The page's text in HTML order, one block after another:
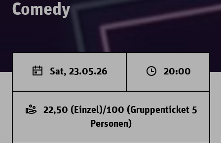
Comedy
Sat, 23.05.26 20:00
22,50 (Einzel)/100 (Gruppenticket 5
Personen)